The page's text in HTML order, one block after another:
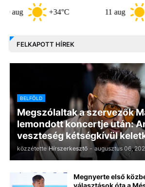
+34°C +36°C
FELKAPOTT HÍREK
BELFÖLD
Megszólaltak a szervezők
lemondott koncertje után:
veszteség kétségkívül
közzétette Hírszerkesztő - augusztus 06,
Megnyerte első